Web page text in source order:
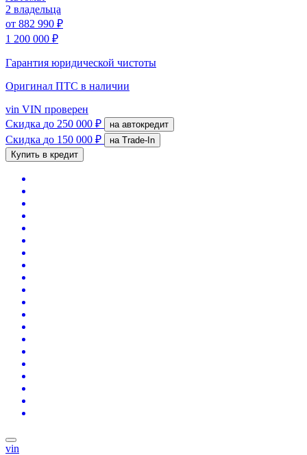
2 владельца
от 882 990 ₽
1 200 000 ₽
Гарантия юридической чистоты
Оригинал ПТС в наличии
vin VIN проверен
Скидка до 250 000 ₽ на автокредит
Скидка до 150 000 ₽
на Trade-In
Купить в кредит
vin